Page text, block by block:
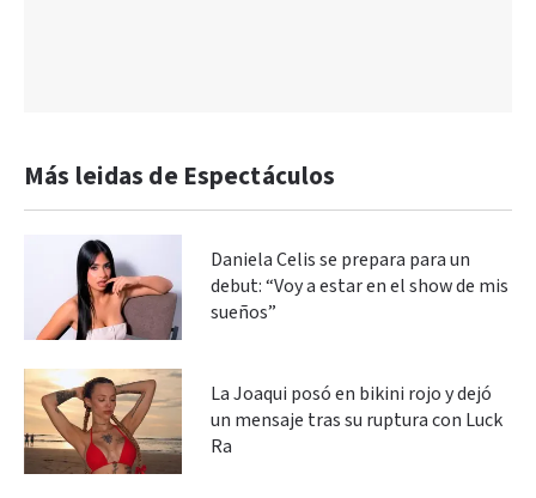
Más leidas de Espectáculos
Daniela Celis se prepara para un
debut: “Voy a estar en el show de mis
sueños”
La Joaqui posó en bikini rojo y dejó
un mensaje tras su ruptura con Luck
Ra